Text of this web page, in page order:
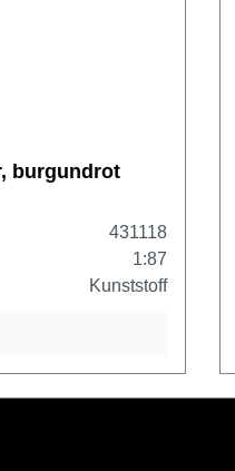
burgundrot
431118
1:87
Kunststoff